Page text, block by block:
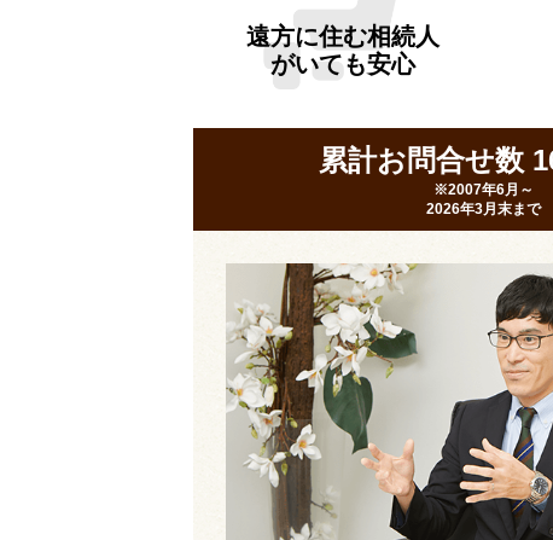
遠方に住む相続人
がいても安心
累計お問合せ数
※2007年6月～
2026年3月末まで